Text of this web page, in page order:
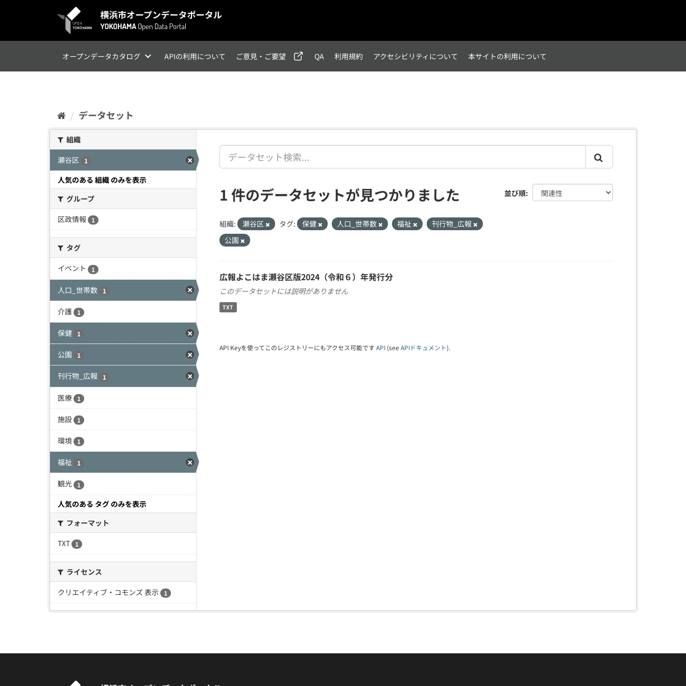
オープンデータカタログ APIの利用について ご意見・ご要望 QA 利用規約 アクセシビリティについて 本サイトの利用について
データセット
組織
瀬谷区
1
人気のある 組織 のみを表示
グループ
区政情報
1
タグ
イベント
1
人口_世帯数 1
介護 1
保健 1
公園 1
刊行物_広報 1
医療 1
施設 1
環境 1
福祉 1
観光 1
人気のある タグ のみを表示
フォーマット
TXT
1
ライセンス
クリエイティブ・コモンズ 表示
1
並び順
1 件のデータセットが見つかりました
組織: 瀬谷区 タグ: 保健 人口_世帯数 福祉
刊行物_広報
公園
広報よこはま瀬谷区版2024（令和６）年発行分
このデータセットには説明がありません
TXT
API Keyを使ってこのレジストリーにもアクセス可能です API (see APIドキュメント).